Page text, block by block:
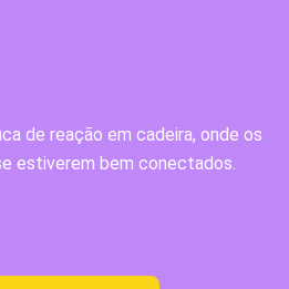
de reação em cadeira, onde os
estiverem bem conectados.